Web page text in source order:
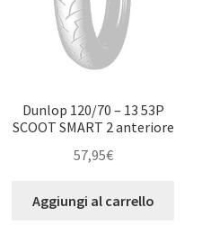
Dunlop 120/70 – 13 53P
SCOOT SMART 2 anteriore
57,95€
Aggiungi al carrello